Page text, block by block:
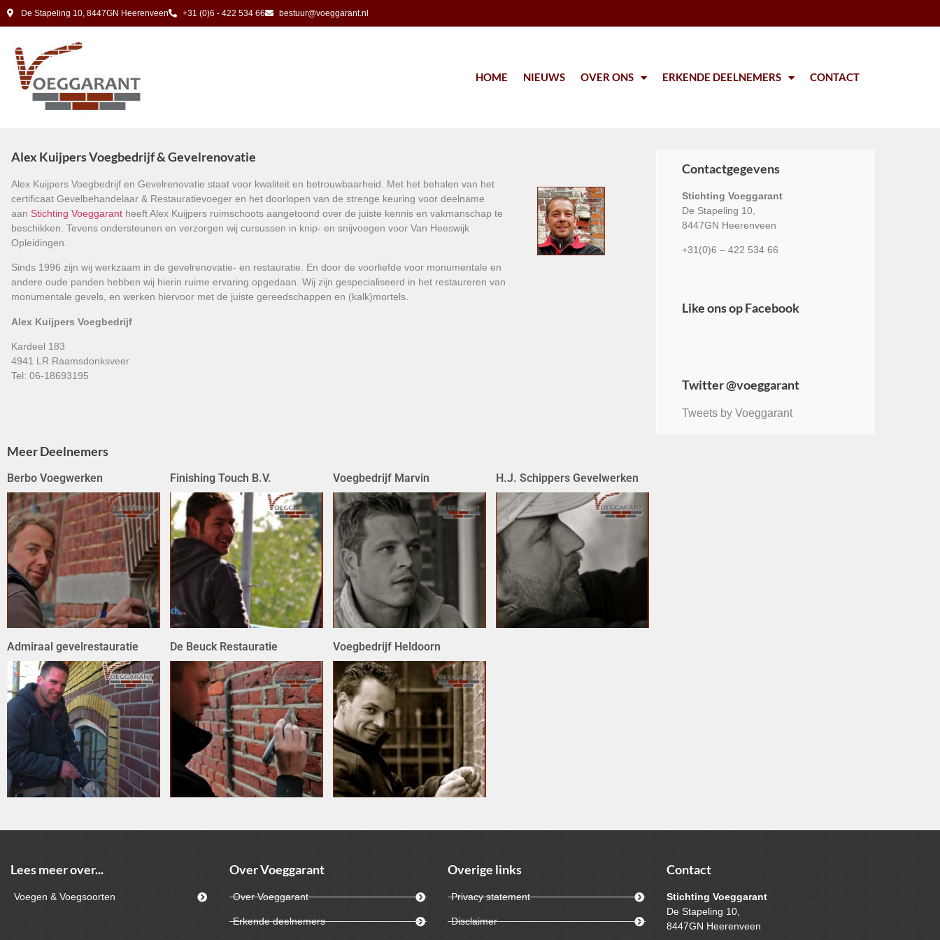
De Stapeling 10, 8447GN Heerenveen +31 (0)6 - 422 534 66 bestuur@voeggarant.nl
HOME NIEUWS OVER ONS ERKENDE DEELNEMERS CONTACT
Alex Kuijpers Voegbedrijf & Gevelrenovatie
Alex Kuijpers Voegbedrijf en Gevelrenovatie staat voor kwaliteit en betrouwbaarheid. Met het behalen van het
certificaat Gevelbehandelaar & Restauratievoeger en het doorlopen van de strenge keuring voor deelname
aan Stichting Voeggarant heeft Alex Kuijpers ruimschoots aangetoond over de juiste kennis en vakmanschap te
beschikken. Tevens ondersteunen en verzorgen wij cursussen in knip- en snijvoegen voor Van Heeswijk
Opleidingen.
Sinds 1996 zijn wij werkzaam in de gevelrenovatie- en restauratie. En door de voorliefde voor monumentale en
andere oude panden hebben wij hierin ruime ervaring opgedaan. Wij zijn gespecialiseerd in het restaureren van
monumentale gevels, en werken hiervoor met de juiste gereedschappen en (kalk)mortels.
Alex Kuijpers Voegbedrijf
Kardeel 183
4941 LR Raamsdonksveer
Tel: 06-18693195
Meer Deelnemers
Berbo Voegwerken Finishing Touch B.V. Voegbedrijf Marvin H.J. Schippers Gevelwerken
Admiraal gevelrestauratie De Beuck Restauratie Voegbedrijf Heldoorn
Contactgegevens
Stichting Voeggarant
De Stapeling 10,
8447GN Heerenveen
+31(0)6 – 422 534 66
Like ons op Facebook
Twitter @voeggarant
Tweets by Voeggarant
Lees meer over...
Voegen & Voegsoorten
Over Voeggarant
Over Voeggarant
Erkende deelnemers
Overige links
Privacy statement
Disclaimer
Contact
Stichting Voeggarant
De Stapeling 10,
8447GN Heerenveen